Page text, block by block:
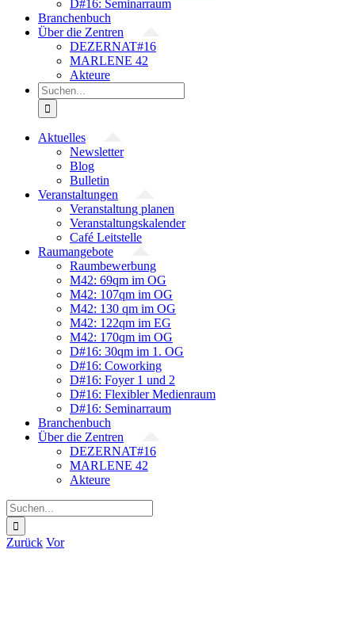
D#16: Seminarraum
Branchenbuch
Über die Zentren
DEZERNAT#16
MARLENE 42
Akteure
Suche
nach:
Aktuelles
Newsletter
Blog
Bulletin
Veranstaltungen
Veranstaltung planen
Veranstaltungskalender
Café Leitstelle
Raumangebote
Raumbewerbung
M42: 69qm im OG
M42: 107qm im OG
M42: 130 qm im OG
M42: 122qm im EG
M42: 170qm im OG
D#16: 30qm im 1. OG
D#16: Coworking
D#16: Foyer 1 und 2
D#16: Flexibler Medienraum
D#16: Seminarraum
Branchenbuch
Über die Zentren
DEZERNAT#16
MARLENE 42
Akteure
Suche
nach:
Zurück Vor